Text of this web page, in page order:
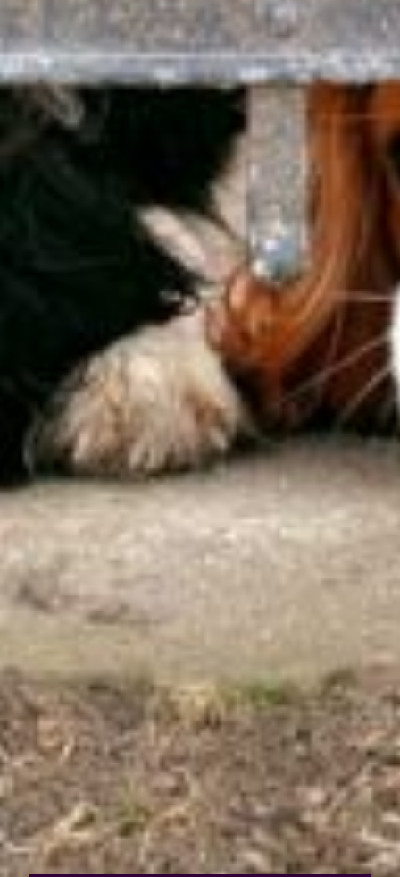
Valorisation économique
Évaluation de préjudice
Soutien à l’innovation